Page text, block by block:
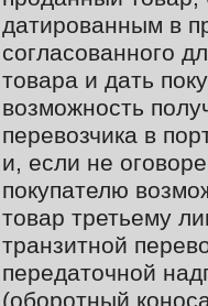
датированным в
согласованного
товара и дать
возможность
перевозчика в
и, если не
покупателю
товар третьему
транзитной
передаточной
(оборотный